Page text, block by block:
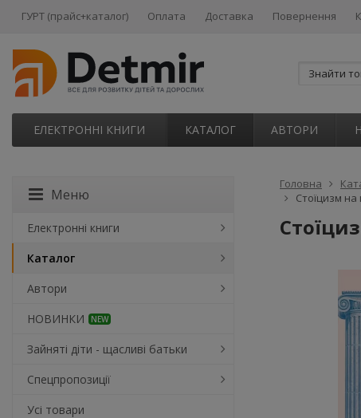
ГУРТ (прайс+каталог) Оплата Доставка Повернення
ЕЛЕКТРОННІ КНИГИ КАТАЛОГ АВТОРИ
Головна
Стоїцизм на
Меню
Електронні книги
Каталог
Автори
НОВИНКИ
NEW
Зайняті діти - щасливі батьки
Спецпропозиції
Усі товари